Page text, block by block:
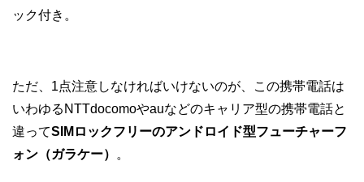
ック付き。
ただ、1点注意しなければいけないのが、この携帯電話は
いわゆるNTTdocomoやauなどのキャリア型の携帯電話と
違ってSIMロックフリーのアンドロイド型フューチャーフ
ォン（ガラケー）
。